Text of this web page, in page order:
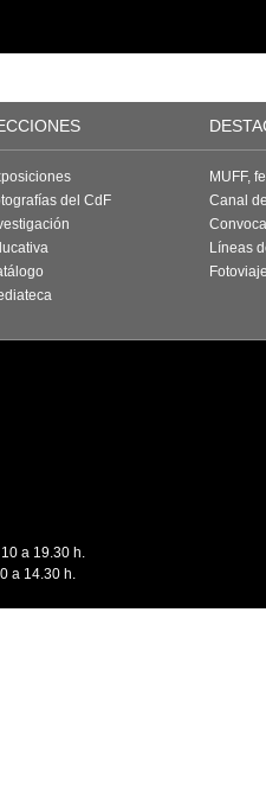
del CdF
MUFF,
Canal
Líneas
a 19.30 h.
a 14.30 h.